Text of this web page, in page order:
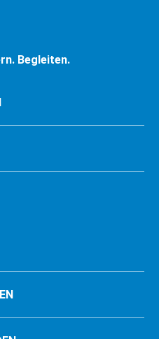
Begleiten.